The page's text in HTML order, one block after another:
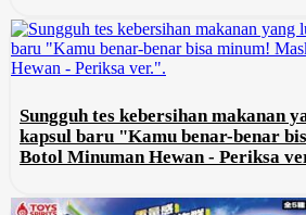
Sungguh tes kebersihan makanan
kapsul baru "Kamu benar-benar
Botol Minuman Hewan - Periksa